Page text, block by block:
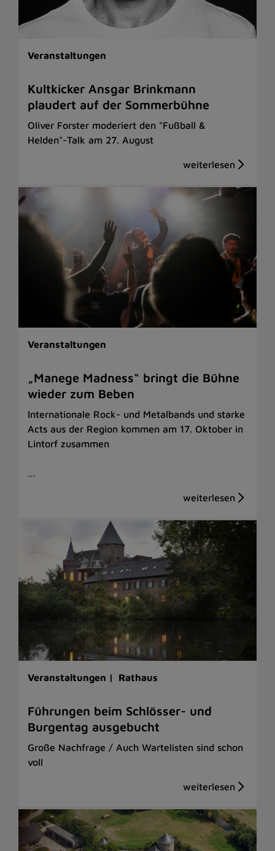
Veranstaltungen
Kultkicker Ansgar Brinkmann
plaudert auf der Sommerbühne
Oliver Forster moderiert den "Fußball &
Helden"-Talk am 27. August
Veranstaltungen
„Manege Madness“ bringt die Bühne
wieder zum Beben
Internationale Rock- und Metalbands und starke
Acts aus der Region kommen am 17. Oktober in
Lintorf zusammen
…
Veranstaltungen | Rathaus
Führungen beim Schlösser- und
Burgentag ausgebucht
Große Nachfrage / Auch Wartelisten sind schon
voll